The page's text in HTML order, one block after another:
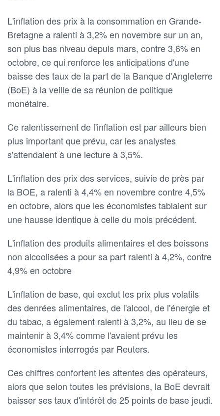
L'inflation des prix à la consommation en Grande-
Bretagne a ralenti à 3,2% en novembre sur un an,
son plus bas niveau depuis mars, contre 3,6% en
octobre, ce qui renforce les anticipations d'une
baisse des taux de la part de la Banque d'Angleterre
(BoE) à la veille de sa réunion de politique
monétaire.
Ce ralentissement de l'inflation est par ailleurs bien
plus important que prévu, car les analystes
s'attendaient à une lecture à 3,5%.
L'inflation des prix des services, suivie de près par
la BOE, a ralenti à 4,4% en novembre contre 4,5%
en octobre, alors que les économistes tablaient sur
une hausse identique à celle du mois précédent.
L'inflation des produits alimentaires et des boissons
non alcoolisées a pour sa part ralenti à 4,2%, contre
4,9% en octobre
L'inflation de base, qui exclut les prix plus volatils
des denrées alimentaires, de l'alcool, de l'énergie et
du tabac, a également ralenti à 3,2%, au lieu de se
maintenir à 3,4% comme l'avaient prévu les
économistes interrogés par Reuters.
Ces chiffres confortent les attentes des opérateurs,
alors que selon toutes les prévisions, la BoE devrait
baisser ses taux d'intérêt de 25 points de base jeudi.